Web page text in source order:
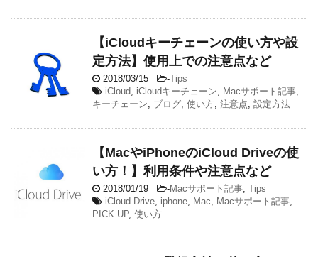
【iCloudキーチェーンの使い方や設
定方法】使用上での注意点など
2018/03/15 -Tips
iCloud, iCloudキーチェーン, Macサポート記事,
キーチェーン, ブログ, 使い方, 注意点, 設定方法
【MacやiPhoneのiCloud Driveの使
い方！】利用条件や注意点など
2018/01/19 -Macサポート記事, Tips
iCloud Drive, iphone, Mac, Macサポート記事,
PICK UP, 使い方